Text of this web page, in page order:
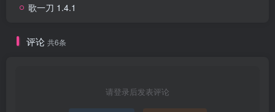
歌一刀 1.4.1
评论 共6条
请登录后发表评论